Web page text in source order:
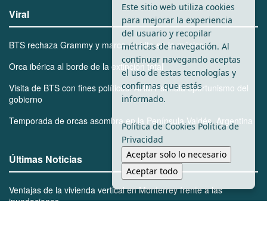
Viral
BTS rechaza Grammy y marca un hito en la música
Orca ibérica al borde de la extinción total
Visita de BTS con fines políticos: ARMY señala oportunismo del
gobierno
Temporada de orcas asombra en la Península Valdés, Argentina
Últimas Noticias
Ventajas de la vivienda vertical en Monterrey frente a las
inundaciones
Este sitio web utiliza cookies
para mejorar la experiencia
del usuario y recopilar
métricas de navegación. Al
continuar navegando aceptas
el uso de estas tecnologías y
confirmas que estás
informado.
Política de Cookies Política de
Privacidad
Aceptar solo lo necesario
Aceptar todo